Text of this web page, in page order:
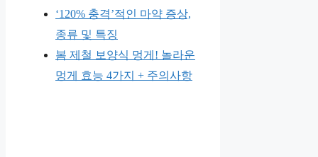
‘120% 충격’적인 마약 증상,
종류 및 특징
봄 제철 보양식 멍게! 놀라운
멍게 효능 4가지 + 주의사항